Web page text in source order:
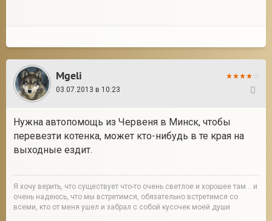
Mgeli
03.07.2013 в 10:23
Нужна автопомощь из Червеня в Минск, чтобы
перевезти котенка, может кто-нибудь в те края на
выходные ездит.
Я хочу верить, что существует что-то очень светлое и хорошее там... и
очень надеюсь, что мы встретимся, обязательно встретимся со
всеми, кто от меня ушел и забрал с собой кусочек моей души